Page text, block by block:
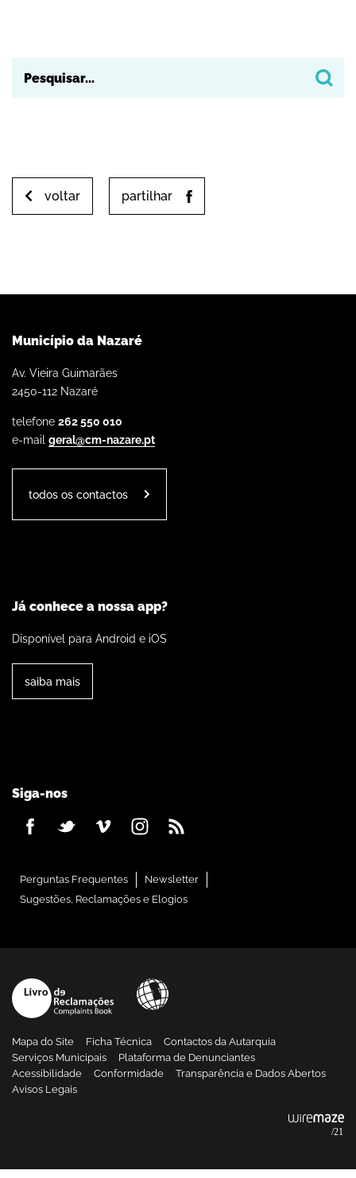
voltar partilhar
Município da Nazaré
Av. Vieira Guimarães
2450-112 Nazaré
telefone 262 550 010
e-mail geral@cm-nazare.pt
todos os contactos
Já conhece a nossa app?
Disponível para Android e iOS
saiba mais
Siga-nos
Perguntas Frequentes
Newsletter
Sugestões, Reclamações e Elogios
Mapa do Site Ficha Técnica
Contactos da Autarquia
Serviços Municipais
Plataforma de Denunciantes
Acessibilidade
Conformidade
Transparência e Dados Abertos
Avisos Legais